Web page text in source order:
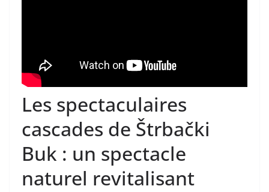
Les spectaculaires
cascades de Štrbački
Buk : un spectacle
naturel revitalisant